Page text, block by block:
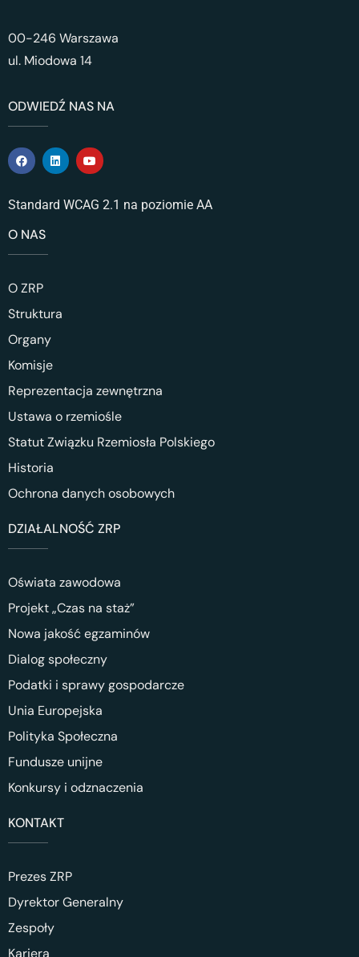
00-246 Warszawa
ul. Miodowa 14
ODWIEDŹ NAS NA
Standard WCAG 2.1 na poziomie AA
O NAS
O ZRP
Struktura
Organy
Komisje
Reprezentacja zewnętrzna
Ustawa o rzemiośle
Statut Związku Rzemiosła Polskiego
Historia
Ochrona danych osobowych
DZIAŁALNOŚĆ ZRP
Oświata zawodowa
Projekt „Czas na staż”
Nowa jakość egzaminów
Dialog społeczny
Podatki i sprawy gospodarcze
Unia Europejska
Polityka Społeczna
Fundusze unijne
Konkursy i odznaczenia
KONTAKT
Prezes ZRP
Dyrektor Generalny
Zespoły
Kariera